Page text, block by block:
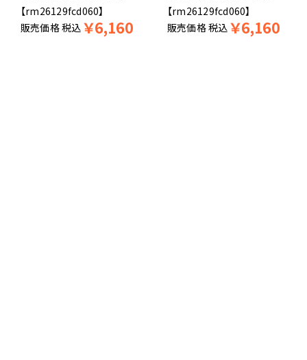
【rm26129fcd060】
販売価格税込 ￥6,160
【rm26129fcd060】
販売価格税込 ￥6,160